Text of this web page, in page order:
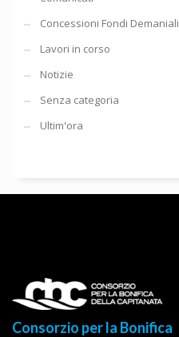
Concessioni Fondi Demaniali
Lavori in corso
Notizie
Senza categoria
Ultim'ora
Consorzio per la Bonifica